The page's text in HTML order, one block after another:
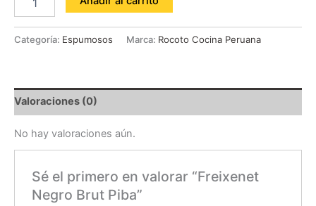
Categoría: Espumosos Marca: Rocoto Cocina Peruana
Valoraciones (0)
No hay valoraciones aún.
Sé el primero en valorar “Freixenet
Negro Brut Piba”